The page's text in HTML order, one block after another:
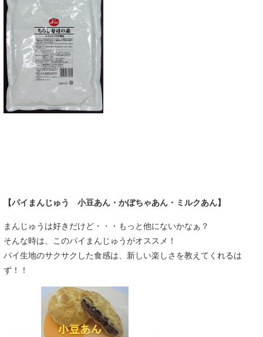
【パイまんじゅう 小豆あん・かぼちゃあん・ミルクあん】
まんじゅうは好きだけど・・・もっと他にないかなぁ？
そんな時は、このパイまんじゅうがオススメ！
パイ生地のサクサクした食感は、新しい楽しさを教えてくれるは
ず！！